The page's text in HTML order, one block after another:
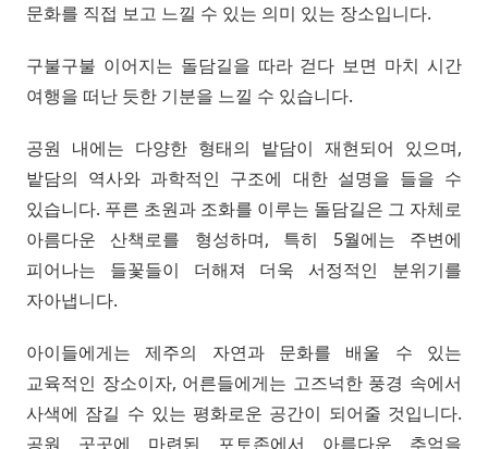
문화를 직접 보고 느낄 수 있는 의미 있는 장소입니다.
구불구불 이어지는 돌담길을 따라 걷다 보면 마치 시간
여행을 떠난 듯한 기분을 느낄 수 있습니다.
공원 내에는 다양한 형태의 밭담이 재현되어 있으며,
밭담의 역사와 과학적인 구조에 대한 설명을 들을 수
있습니다. 푸른 초원과 조화를 이루는 돌담길은 그 자체로
아름다운 산책로를 형성하며, 특히 5월에는 주변에
피어나는 들꽃들이 더해져 더욱 서정적인 분위기를
자아냅니다.
아이들에게는 제주의 자연과 문화를 배울 수 있는
교육적인 장소이자, 어른들에게는 고즈넉한 풍경 속에서
사색에 잠길 수 있는 평화로운 공간이 되어줄 것입니다.
공원 곳곳에 마련된 포토존에서 아름다운 추억을